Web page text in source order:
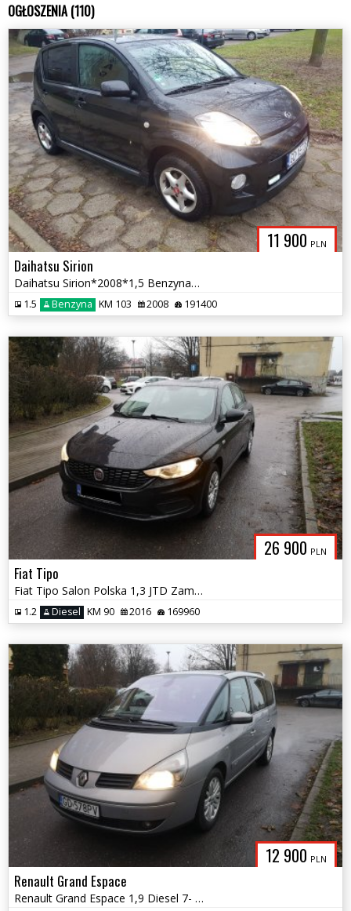
OGŁOSZENIA (110)
11 900 PLN
Daihatsu Sirion
Daihatsu Sirion*2008*1,5 Benzyna*103 KM*Zamiana
1.5 Benzyna KM 103 2008 191400
26 900 PLN
Fiat Tipo
Fiat Tipo Salon Polska 1,3 JTD Zamiana
1.2 Diesel KM 90 2016 169960
12 900 PLN
Renault Grand Espace
Renault Grand Espace 1,9 Diesel 7- Osobowy Zamiana